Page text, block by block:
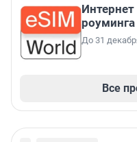
До 31
Все